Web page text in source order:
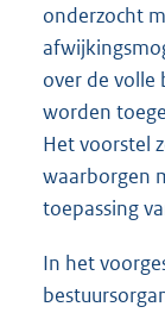
onderzocht
over de volle
worden
Het voorstel
waarborgen
toepassing
In het